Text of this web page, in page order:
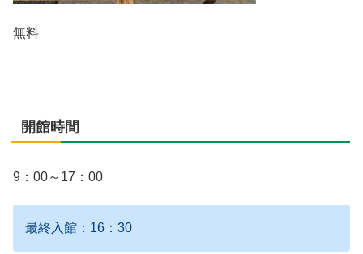
無料
開館時間
9：00～17：00
最終入館：16：30